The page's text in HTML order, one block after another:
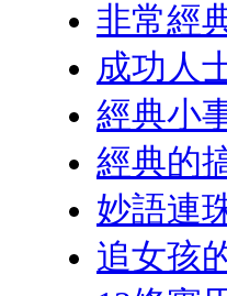
非常經
成功人
經典小
經典的
妙語連
追女孩